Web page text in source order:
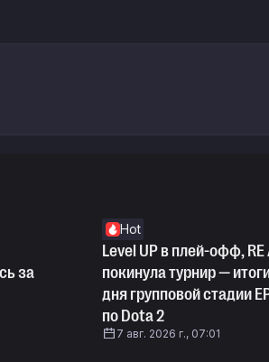
за
Hot
Level UP в плей-офф, RE
покинула турнир —
дня групповой стадии
по Dota 2
7 авг. 2026 г., 07:01